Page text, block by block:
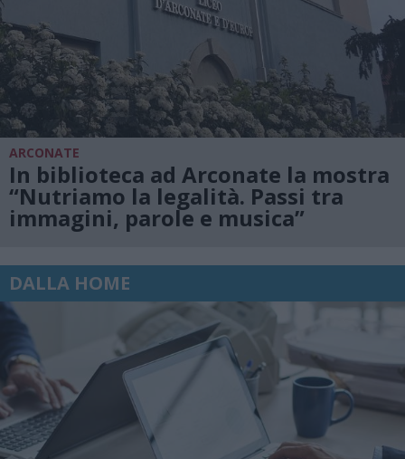
ARCONATE
In biblioteca ad Arconate la mostra
“Nutriamo la legalità. Passi tra
immagini, parole e musica”
DALLA HOME